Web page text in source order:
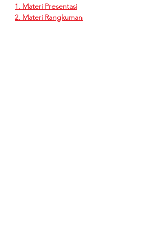
1. Materi Presentasi
2. Materi Rangkuman